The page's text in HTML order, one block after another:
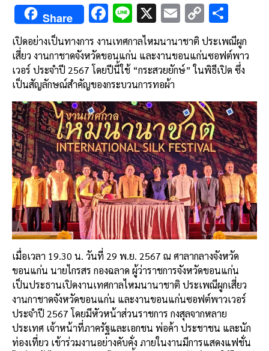
Share F
ac
e
b
o
o
k
Li
n
e
X E
m
ai
l
C
o
py
Li
k
h
ar
e
เปิดอย่างเป็นทางการ งานเทศกาลไหมนานาชาติ ประเพณีผูก
เสี่ยว งานกาชาดจังหวัดขอนแก่น และงานขอนแก่นซอฟต์พาว
เวอร์ ประจำปี 2567 โดยปีนี้ใช้ “กระสวยยักษ์” ในพิธีเปิด ซึ่ง
เป็นสัญลักษณ์สำคัญของกระบวนการทอผ้า
เมื่อเวลา 19.30 น. วันที่ 29 พ.ย. 2567 ณ ศาลากลางจังหวัด
ขอนแก่น นายไกรสร กองฉลาด ผู้ว่าราชการจังหวัดขอนแก่น
เป็นประธานเปิดงานเทศกาลไหมนานาชาติ ประเพณีผูกเสี่ยว
งานกาชาดจังหวัดขอนแก่น และงานขอนแก่นซอฟต์พาวเวอร์
ประจำปี 2567 โดยมีหัวหน้าส่วนราชการ กงสุลจากหลาย
ประเทศ เจ้าหน้าที่ภาครัฐและเอกชน พ่อค้า ประชาชน และนัก
ท่องเที่ยว เข้าร่วมงานอย่างคับคั่ง ภายในงานมีการแสดงแฟชั่น